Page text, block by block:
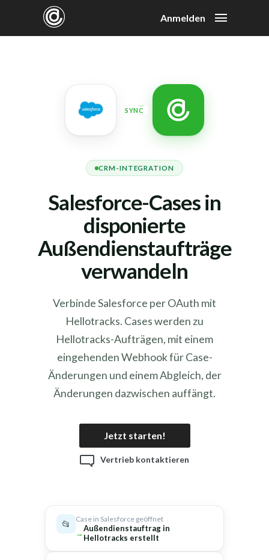
Anmelden
SYNC
CRM-INTEGRATION
Salesforce-Cases in
disponierte
Außendienstaufträge
verwandeln
Verbinde Salesforce per OAuth mit
Hellotracks. Cases werden zu
Hellotracks-Aufträgen, mit einem
eingehenden Webhook für Case-
Änderungen und einem Abgleich, der
Änderungen dazwischen auffängt.
Jetzt starten!
Vertrieb kontaktieren
📂 Case in Salesforce geöffnet
Außendienstauftrag in
Hellotracks erstellt